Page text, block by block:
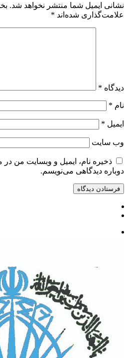
نشانی ایمیل شما منتشر نخواهد شد.
علامت‌گذاری شده‌اند *
دیدگاه *
نام *
ایمیل *
وب‌ سایت
ذخیره نام، ایمیل و وبسایت من
دوباره دیدگاهی می‌نویسم.